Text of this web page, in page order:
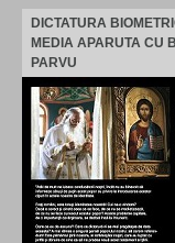
DICTATURA
MEDIA APARUTA CU
PARVU